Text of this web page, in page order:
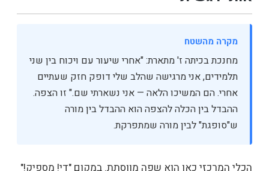
מקרה מהשטח
מחנכת בכיתה ז' מתארת: "אחרי שיעור עם ויכוח בין שני
תלמידים, אני מרגישה שהלב שלי דופק חזק שעתיים
אחרי. הם המשיכו הלאה — אני נשארתי שם." זו הצפה.
ההבדל בין הכלה להצפה הוא ההבדל בין מורה
ש"סופגת" לבין מורה שמתפרקת.
הכלי המרכזי כאן הוא שפה מווסתת. במקום "די! מספיק!"